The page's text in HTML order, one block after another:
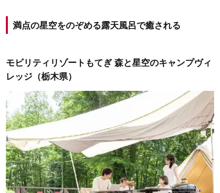
満点の星空をのぞめる露天風呂で癒される
モビリティリゾートもてぎ 森と星空のキャンプヴィ
レッジ（栃木県）